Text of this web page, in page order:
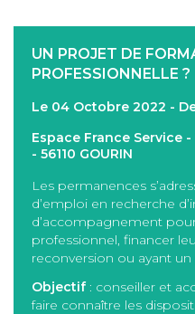
UN PROJET DE
PROFESSIONNELLE ?
Le 04 Octobre 2022 -
Espace France Service -
- 56110 GOURIN
Les permanences
d’emploi en recherche
d’accompagnement
professionnel, financer
reconversion ou ayant
Objectif: conseiller et
faire connaître les